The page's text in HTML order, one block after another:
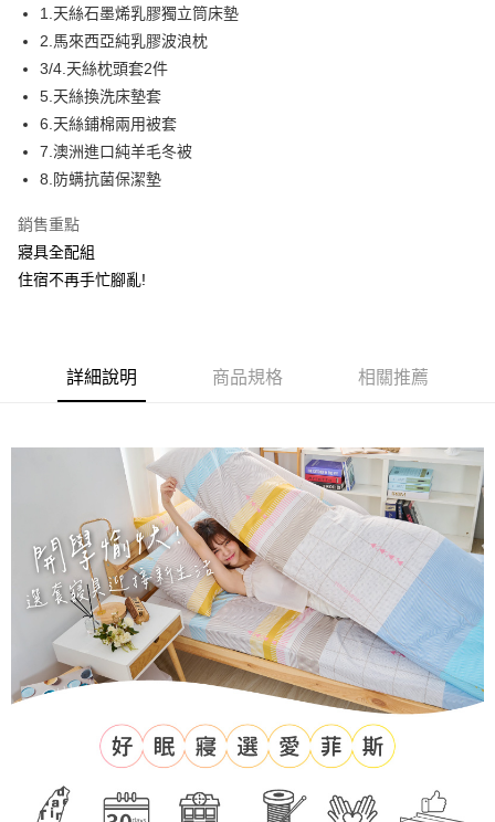
運送方式
每筆NT$150，滿NT$1,599(含以上)免運費
1.天絲石墨烯乳膠獨立筒床墊
2.馬來西亞純乳膠波浪枕
3/4.天絲枕頭套2件
5.天絲換洗床墊套
6.天絲鋪棉兩用被套
7.澳洲進口純羊毛冬被
8.防螨抗菌保潔墊
銷售重點
寢具全配組
住宿不再手忙腳亂!
詳細說明 商品規格 相關推薦